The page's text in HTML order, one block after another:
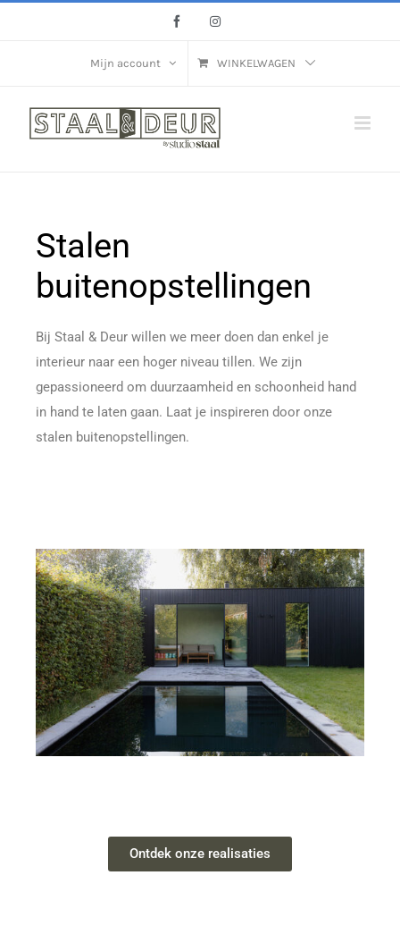
Mijn account WINKELWAGEN
Stalen
buitenopstellingen
Bij Staal & Deur willen we meer doen dan enkel je
interieur naar een hoger niveau tillen. We zijn
gepassioneerd om duurzaamheid en schoonheid hand
in hand te laten gaan. Laat je inspireren door onze
stalen buitenopstellingen.
Ontdek onze realisaties